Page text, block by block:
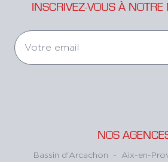
INSCRIVEZ-VOUS À
NOS
Bassin d'Arcachon - Aix-en-